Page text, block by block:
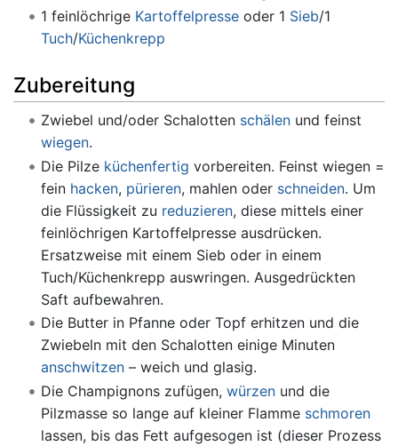
1 feinlöchrige Kartoffelpresseoder 1 Sieb/1
Tuch/Küchenkrepp
Zubereitung
Zwiebel und/oder Schalotten schälenund feinst
wiegen.
Die Pilze küchenfertig vorbereiten. Feinst wiegen =
fein hacken, pürieren, mahlen oder schneiden. Um
die Flüssigkeit zu reduzieren, diese mittels einer
feinlöchrigen Kartoffelpresse ausdrücken.
Ersatzweise mit einem Sieb oder in einem
Tuch/Küchenkrepp auswringen. Ausgedrückten
Saft aufbewahren.
Die Butter in Pfanne oder Topf erhitzen und die
Zwiebeln mit den Schalotten einige Minuten
anschwitzen– weich und glasig.
Die Champignons zufügen, würzenund die
Pilzmasse so lange auf kleiner Flamme schmoren
lassen, bis das Fett aufgesogen ist (dieser Prozess